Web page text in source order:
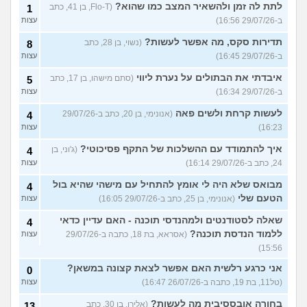
לתת לה זמן ולהשאיר המצב כמו שהוא?
(Flo-T, בן 41, כתב
ב-29/07/26 16:56)
1
עצות
תדירות סקס, מה אפשר לעשות?
(נשוי, בן 28, כתב
ב-29/07/26 16:45)
8
עצות
איבדתי את הבתולים על נערת ליווי
(סתם מישהו, בן 17, כתב
ב-29/07/26 16:34)
5
עצות
לעשות קרחת ולשים פאה
(אנונימי, בן 20, כתב ב-29/07/26
16:23)
4
עצות
איך להתמודד עם ההשלכות של התקף פסיכוטי? (ג'וני, בן
24, כתב ב-29/07/26 16:14)
4
עצות
מבואס שלא היה לי אומץ להתחיל עם מישהי שהיא בול
הטעם שלי (אנונימי, בן 25, כתב ב-29/07/26 16:05)
4
עצות
שאלה לסטודנטים ולמהנדסי תוכנה - האם עדיין כדאי
ללמוד הנדסת תוכנה?
(אסראא, בת 18, כתבה ב-29/07/26
15:56)
4
עצות
אני כרגע רלשית האם אפשר לצאת קצונה במשאן?
(טל11, בת 19, כתבה ב-26/07/26 16:47)
0
עצות
בחורה אובססיבית מה לעשות? (אלירן, בן 30, כתב